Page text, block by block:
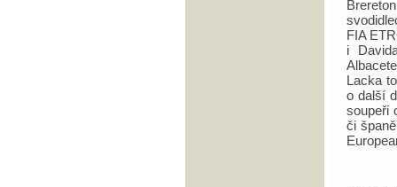
FIA
i
Lacka
o další
soupeři
či